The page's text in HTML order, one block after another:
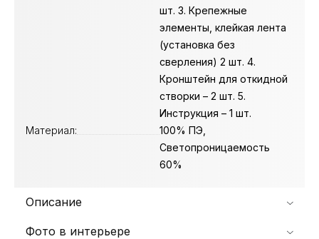
шт. 3. Крепежные
элементы, клейкая лента
(установка без
сверления) 2 шт. 4.
Кронштейн для откидной
створки – 2 шт. 5.
Инструкция – 1 шт.
Материал:
100% ПЭ,
Светопроницаемость
60%
Описание
Фото в интерьере